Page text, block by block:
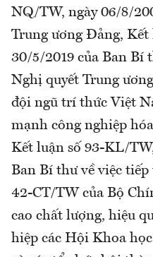
NQ/TW, ngày 06/8/
Trung ương Đảng,
30/5/2019 của Ban Bí
Nghị quyết Trung
đội ngũ trí thức Việt
mạnh công nghiệp
Kết luận số 93-KL/
Ban Bí thư về việc
42-CT/TW của Bộ
cao chất lượng, hiệu
hiệp các Hội Khoa